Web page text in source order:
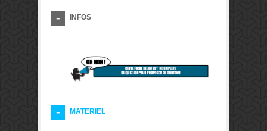
INFOS
MATERIEL